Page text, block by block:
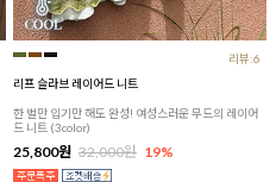
리뷰:6
리프 슬라브 레이어드 니트
한 벌만 입기만 해도 완성! 여성스러운 무드의 레이어
드 니트 (3color)
25,800원 32,000원 19%